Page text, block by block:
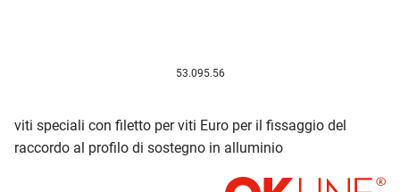
53.095.56
viti speciali con filetto per viti Euro per il fissaggio del
raccordo al profilo di sostegno in alluminio